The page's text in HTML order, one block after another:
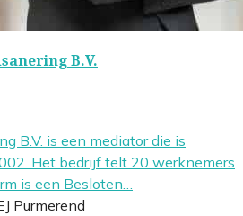
B.V.
B.V. is een mediator die is
Het bedrijf telt 20 werknemers
is een Besloten…
Purmerend